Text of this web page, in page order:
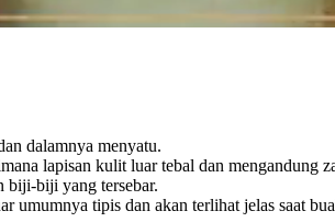
dalamnya menyatu.
lapisan kulit luar tebal dan mengandung
biji-biji yang tersebar.
tipis dan akan terlihat jelas saat